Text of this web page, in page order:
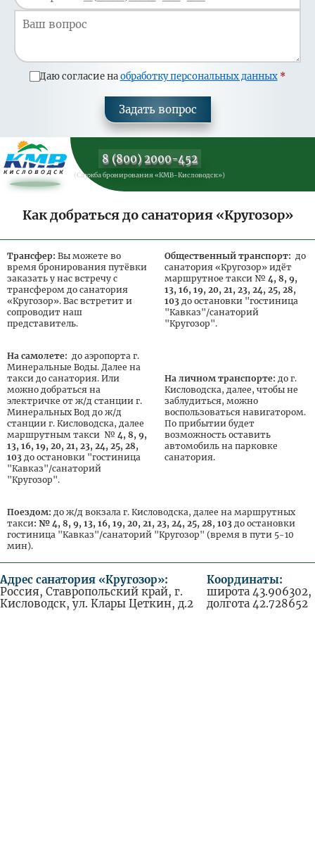
Даю согласие наобработку персональных данных
Задать вопрос
8 (800) 2000-452
(Служба бронирования «КМВ-Кисловодск»)
Как добраться до санатория «Кругозор»
Трансфер: Вы можете во
время бронирования путёвки
заказать у нас встречу с
трансфером до санатория
«Кругозор». Вас встретит и
сопроводит наш
представитель.
Общественный транспорт: до
санатория «Кругозор» идёт
маршрутное такси № 4, 8, 9,
13, 16, 19, 20, 21, 23, 24, 25, 28,
103 до остановки "гостиница
"Кавказ"/санаторий
"Кругозор".
На самолете: до аэропорта г.
Минеральные Воды. Далее на
такси до санатория. Или
можно добраться на
электричке от ж/д станции г.
Минеральных Вод до ж/д
станции г. Кисловодска, далее
маршрутным такси № 4, 8, 9,
13, 16, 19, 20, 21, 23, 24, 25, 28,
103 до остановки "гостиница
"Кавказ"/санаторий
"Кругозор".
На личном транспорте: до г.
Кисловодска, далее, чтобы не
заблудиться, можно
воспользоваться навигатором.
По прибытии будет
возможность оставить
автомобиль на парковке
санатория.
Поездом: до ж/д вокзала г. Кисловодска, далее на маршрутных
такси: № 4, 8, 9, 13, 16, 19, 20, 21, 23, 24, 25, 28, 103 до остановки
гостиница "Кавказ"/санаторий "Кругозор" (время в пути 5-10
мин).
Адрес санатория «Кругозор»:
Россия, Ставропольский край, г.
Кисловодск, ул. Клары Цеткин, д.2
Координаты:
широта 43.906302,
долгота 42.728652